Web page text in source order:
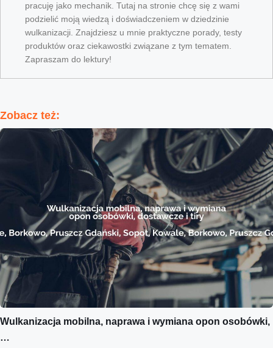
pracuję jako mechanik. Tutaj na stronie chcę się z wami
podzielić moją wiedzą i doświadczeniem w dziedzinie
wulkanizacji. Znajdziesz u mnie praktyczne porady, testy
produktów oraz ciekawostki związane z tym tematem.
Zapraszam do lektury!
Zobacz też:
Wulkanizacja mobilna, naprawa i wymiana opon osobówki,
…